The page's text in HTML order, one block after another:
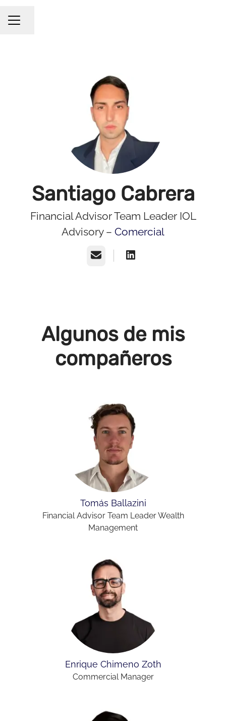
Menú de empleo
Compartir página
Santiago Cabrera
Financial Advisor Team Leader IOL
Advisory – Comercial
Correo electrónico
Algunos de mis
compañeros
Tomás Ballazini
Financial Advisor Team Leader Wealth
Management
Enrique Chimeno Zoth
Commercial Manager